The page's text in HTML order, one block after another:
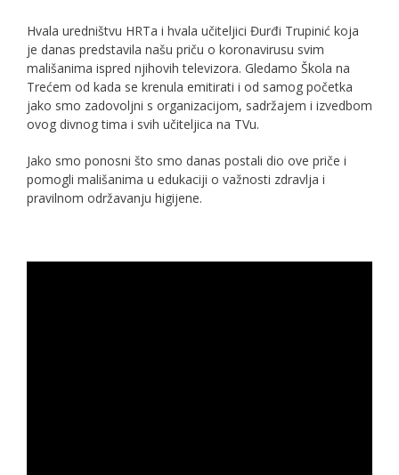
Hvala uredništvu HRTa i hvala učiteljici Đurđi Trupinić koja
je danas predstavila našu priču o koronavirusu svim
mališanima ispred njihovih televizora. Gledamo Škola na
Trećem od kada se krenula emitirati i od samog početka
jako smo zadovoljni s organizacijom, sadržajem i izvedbom
ovog divnog tima i svih učiteljica na TVu.
Jako smo ponosni što smo danas postali dio ove priče i
pomogli mališanima u edukaciji o važnosti zdravlja i
pravilnom održavanju higijene.